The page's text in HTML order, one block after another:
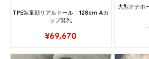
TPE製童顔リアルドール 128cm Aカ
ップ貧乳
¥69,670
大型オナ